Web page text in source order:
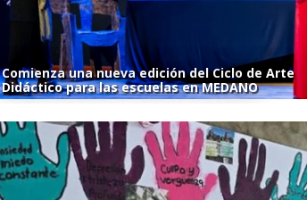
Comienza una nueva edición del Ciclo de Arte
Didáctico para las escuelas en MEDANO